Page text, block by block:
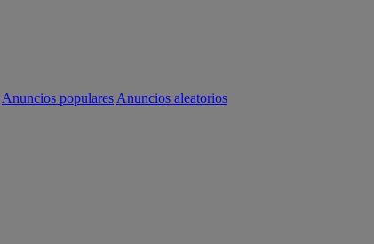
Anuncios populares Anuncios aleatorios